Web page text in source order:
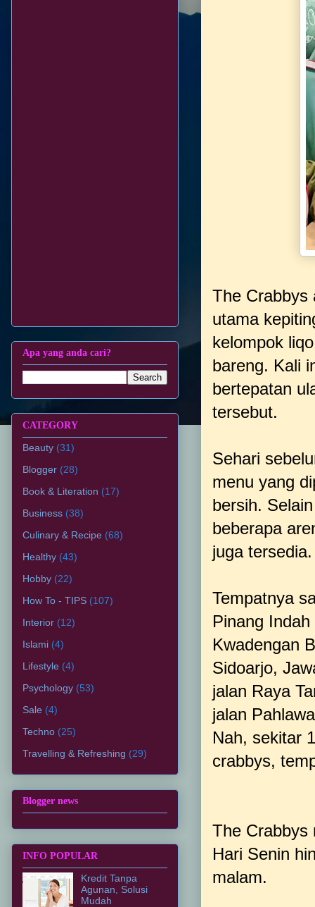
The Crabbys
utama
kelompok
bareng. Kali
bertepatan
tersebut.
Sehari
menu yang
bersih.
beberapa
juga tersedia.
Tempatnya
Pinang
Kwadengan
Sidoarjo,
jalan Raya
jalan
Nah, sekitar
crabbys,
The Crabbys
Hari Senin
malam.
Apa yang anda cari?
CATEGORY
Beauty (31)
Blogger (28)
Book & Literation (17)
Business (38)
Culinary & Recipe (68)
Healthy (43)
Hobby (22)
How To - TIPS (107)
Interior (12)
Islami (4)
Lifestyle (4)
Psychology (53)
Sale (4)
Techno (25)
Travelling & Refreshing (29)
Blogger news
INFO POPULAR
Kredit Tanpa
Agunan, Solusi
Mudah